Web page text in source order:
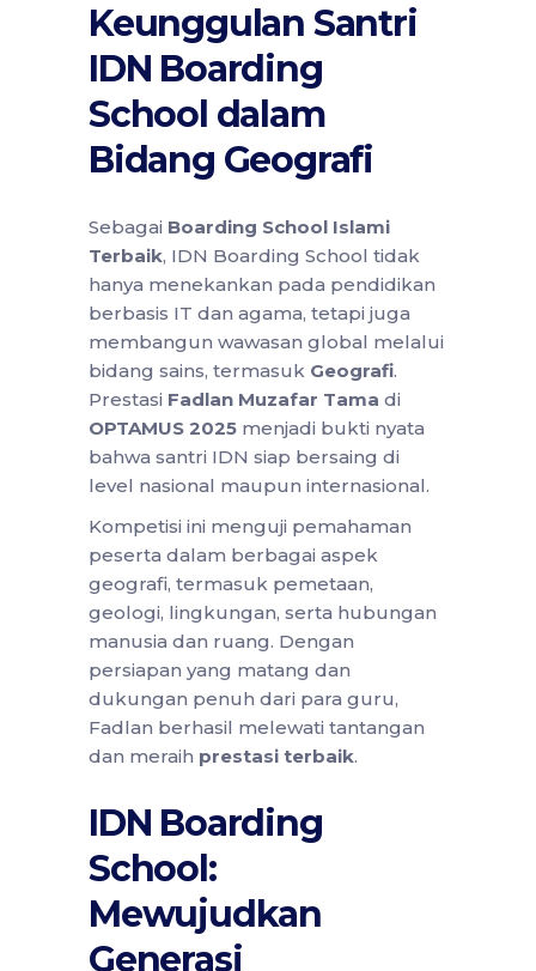
Keunggulan Santri
IDN Boarding
School dalam
Bidang Geografi
Sebagai Boarding School Islami
Terbaik, IDN Boarding School tidak
hanya menekankan pada pendidikan
berbasis IT dan agama, tetapi juga
membangun wawasan global melalui
bidang sains, termasuk Geografi.
Prestasi Fadlan Muzafar Tama di
OPTAMUS 2025 menjadi bukti nyata
bahwa santri IDN siap bersaing di
level nasional maupun internasional.
Kompetisi ini menguji pemahaman
peserta dalam berbagai aspek
geografi, termasuk pemetaan,
geologi, lingkungan, serta hubungan
manusia dan ruang. Dengan
persiapan yang matang dan
dukungan penuh dari para guru,
Fadlan berhasil melewati tantangan
dan meraih prestasi terbaik.
IDN Boarding
School:
Mewujudkan
Generasi